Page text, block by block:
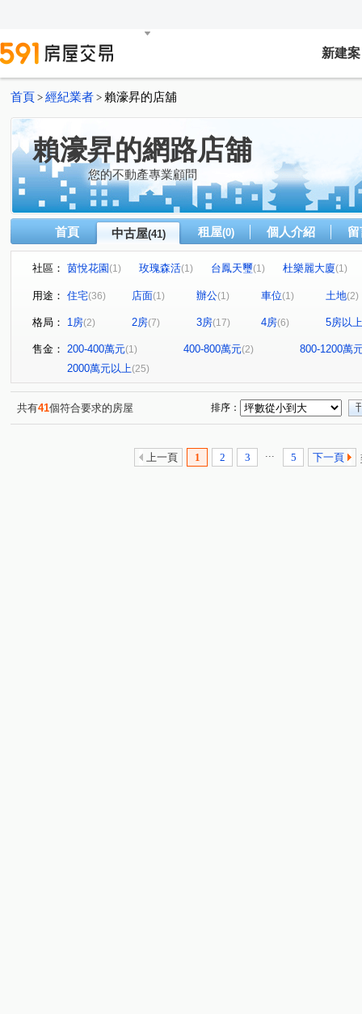
新建案
首頁 > 經紀業者 > 賴濠昇的店舖
賴濠昇的網路店舖
您的不動產專業顧問
首頁 中古屋(41) 租屋(0) 個人介紹
社區： 茵悅花園(1) 玫瑰森活(1) 台鳳天璽(1) 杜樂麗大廈(1)
璞麗 樺福水悅 高鮮屋 中和摩天東帝市 (1)
寶清街101巷華廈(1) 愛丁堡中正廣場 (1) 濤園
巨星
遠雄左岸-錦繡園
海悅假期(1) 金融天下 元氣大鎮
圓通路(1) 龍泉街
大仁街(1) 芳洲二路(1) 民生路(1) 安康路二段(1)
景
文化三路二段(1) 檳榔路(1) 永吉路
信
勵行街(1) 新市三路一段(1) 福和路(1) 水碓三路(1)
中原五街 (1) 中山路一段 保健路(1)
用途： 住宅(36) 店面(1) 辦公(1) 車位(1) 土地(2)
格局： 1房(2) 2房(7) 3房(17) 4房(6) 5房以上
售金： 200-400萬元(1) 400-800萬元(2)
800-1200萬
2000萬元以上(25)
共有41個符合要求的房屋 排序：
上一頁 1 2 3 ... 5 下一頁